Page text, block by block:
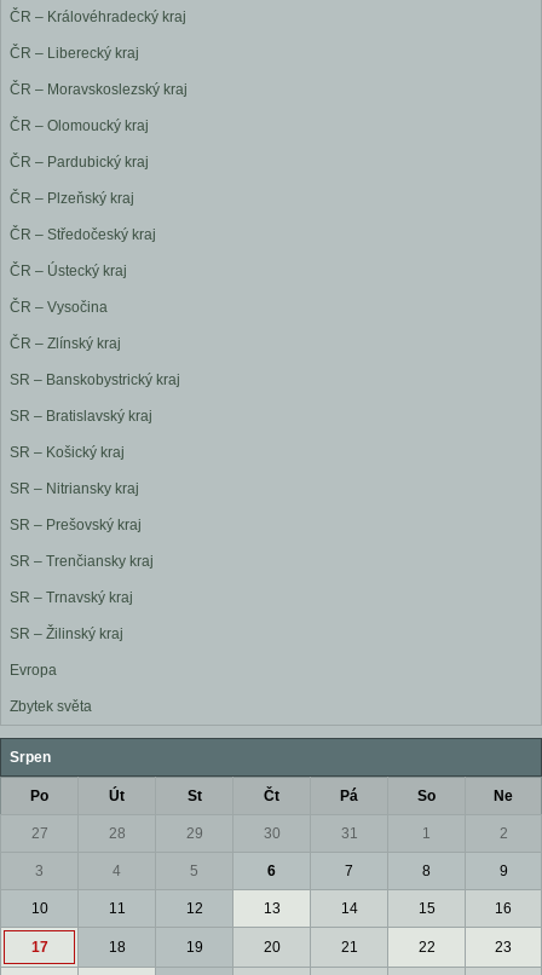
ČR – Královéhradecký kraj
ČR – Liberecký kraj
ČR – Moravskoslezský kraj
ČR – Olomoucký kraj
ČR – Pardubický kraj
ČR – Plzeňský kraj
ČR – Středočeský kraj
ČR – Ústecký kraj
ČR – Vysočina
ČR – Zlínský kraj
SR – Banskobystrický kraj
SR – Bratislavský kraj
SR – Košický kraj
SR – Nitriansky kraj
SR – Prešovský kraj
SR – Trenčiansky kraj
SR – Trnavský kraj
SR – Žilinský kraj
Evropa
Zbytek světa
Srpen
Po Út St Čt Pá So Ne
27 28 29 30 31 1 2
3 4 5 6 7 8 9
10 11 12 13 14 15 16
17 18 19 20 21 22 23